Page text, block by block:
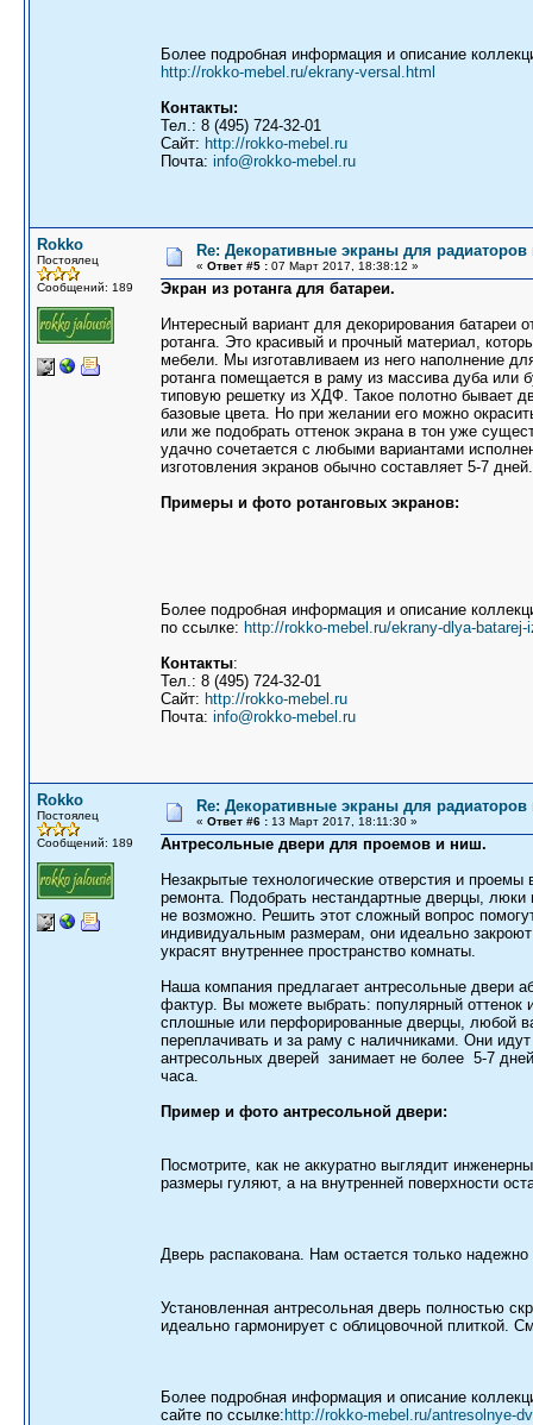
Более подробная информация и описание
http://rokko-mebel.ru/ekrany-versal.html
Контакты:
Тел.: 8 (495) 724-32-01
Сайт: http://rokko-mebel.ru
Почта: info@rokko-mebel.ru
Rokko
Постоялец
Сообщений: 189
Re: Декоративные экраны для радиаторов
« Ответ #5 : 07 Март 2017, 18:38:12 »
Экран из ротанга для батареи.
Интересный вариант для декорирования батареи
ротанга. Это красивый и прочный материал,
мебели. Мы изготавливаем из него наполнение
ротанга помещается в раму из массива дуба или
типовую решетку из ХДФ. Такое полотно бывает
базовые цвета. Но при желании его можно
или же подобрать оттенок экрана в тон уже
удачно сочетается с любыми вариантами
изготовления экранов обычно составляет 5-7
Примеры и фото ротанговых экранов:
Более подробная информация и описание
по ссылке: http://rokko-mebel.ru/ekrany-dlya-batarej-
Контакты:
Тел.: 8 (495) 724-32-01
Сайт: http://rokko-mebel.ru
Почта: info@rokko-mebel.ru
Rokko
Постоялец
Сообщений: 189
Re: Декоративные экраны для радиаторов
« Ответ #6 : 13 Март 2017, 18:11:30 »
Антресольные двери для проемов и ниш.
Незакрытые технологические отверстия и проемы
ремонта. Подобрать нестандартные дверцы, люки
не возможно. Решить этот сложный вопрос
индивидуальным размерам, они идеально
украсят внутреннее пространство комнаты.
Наша компания предлагает антресольные двери
фактур. Вы можете выбрать: популярный оттенок
сплошные или перфорированные дверцы, любой
переплачивать и за раму с наличниками. Они
антресольных дверей занимает не более 5-7
часа.
Пример и фото антресольной двери:
Посмотрите, как не аккуратно выглядит
размеры гуляют, а на внутренней поверхности
Дверь распакована. Нам остается только надежно
Установленная антресольная дверь полностью
идеально гармонирует с облицовочной плиткой.
Более подробная информация и описание
сайте по ссылке: http://rokko-mebel.ru/antresolnye-